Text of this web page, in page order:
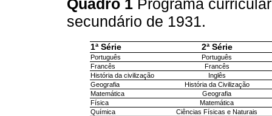
Quadro 1 Programa
secundário de 1931.
1ª Série 2ª Série
Português
Português
Francês
Francês
História da civilização
Inglês
Geografia
História da Civilização
Matemática
Geografia
Física
Matemática
Química
Ciências Físicas e Naturais